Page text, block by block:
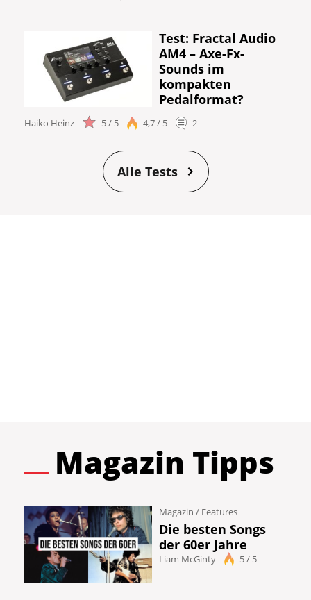
Test: Fractal Audio
AM4 – Axe-Fx-
Sounds im
kompakten
Pedalformat?
Haiko Heinz 5 / 5 4,7 / 5 2
Alle Tests
Magazin Tipps
Magazin / Features
Die besten Songs
der 60er Jahre
Liam McGinty 5 / 5